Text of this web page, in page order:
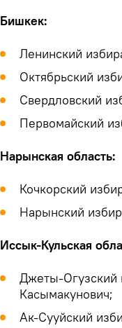
Бишкек:
Ленинский
Октябрьский
Свердловский
Первомайский
Нарынская область:
Кочкорский
Нарынский
Иссык-Кульская
Джеты-Огузский
Касымакунович;
Ак-Сууйский